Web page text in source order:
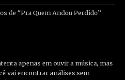
de “Pra Quem Andou Perdido”
apenas em ouvir a música, mas
vai encontrar análises sem